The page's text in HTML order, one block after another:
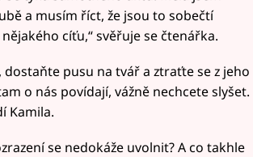
a musím říct, že jsou to sobečtí
cíťu,“ svěřuje se čtenářka.
pusu na tvář a ztraťte se z jeho
o nás povídají, vážně nechcete slyšet.
Kamila.
se nedokáže uvolnit? A co takhle